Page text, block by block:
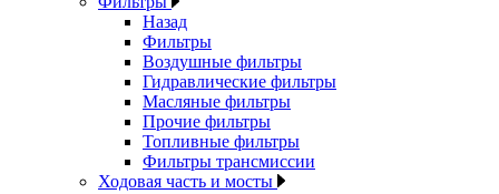
Назад
Фильтры
Воздушные фильтры
Гидравлические фильтры
Масляные фильтры
Прочие фильтры
Топливные фильтры
Фильтры трансмиссии
Ходовая часть и мосты